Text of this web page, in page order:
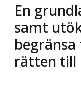
En
samt
rätten till